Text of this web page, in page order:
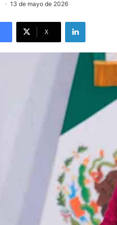
13 de mayo de 2026
X
LinkedIn